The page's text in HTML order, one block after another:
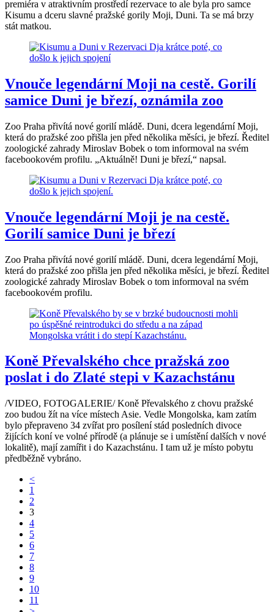
premiéra v atraktivním prostředí rezervace to ale byla pro samce
Kisumu a dceru slavné pražské gorily Moji, Duni. Ta se má brzy
stát matkou.
Vnouče legendární Moji na cestě. Gorilí
samice Duni je březí, oznámila zoo
Zoo Praha přivítá nové gorilí mládě. Duni, dcera legendární Moji,
která do pražské zoo přišla jen před několika měsíci, je březí. Ředitel
zoologické zahrady Miroslav Bobek o tom informoval na svém
facebookovém profilu. „Aktuálně! Duni je březí,“ napsal.
Vnouče legendární Moji je na cestě.
Gorilí samice Duni je březí
Zoo Praha přivítá nové gorilí mládě. Duni, dcera legendární Moji,
která do pražské zoo přišla jen před několika měsíci, je březí. Ředitel
zoologické zahrady Miroslav Bobek o tom informoval na svém
facebookovém profilu.
Koně Převalského chce pražská zoo
poslat i do Zlaté stepi v Kazachstánu
/VIDEO, FOTOGALERIE/ Koně Převalského z chovu pražské
zoo budou žít na více místech Asie. Vedle Mongolska, kam zatím
bylo přepraveno 34 zvířat pro posílení stád posledních divoce
žijících koní ve volné přírodě (a plánuje se i umístění dalších v nové
lokalitě), mají zamířit i do Kazachstánu. I tam už je místo pobytu
předběžně vybráno.
<
1
2
3
4
5
6
7
8
9
10
11